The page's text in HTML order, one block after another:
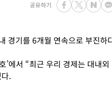
공유하기
경기를 6개월 연속으로 부진하
에서 “최근 우리 경제는 대내
.